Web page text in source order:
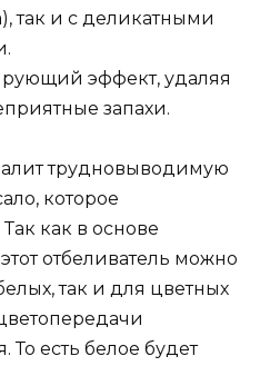
так и с деликатными
эффект, удаляя
запахи.
трудновыводимую
которое
как в основе
отбеливатель можно
так и для цветных
То есть белое будет